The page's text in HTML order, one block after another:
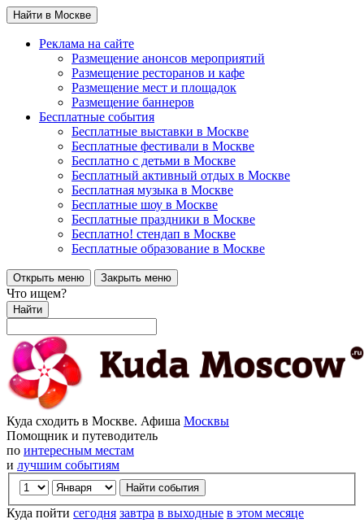
Найти в Москве
Реклама на сайте
Размещение анонсов мероприятий
Размещение ресторанов и кафе
Размещение мест и площадок
Размещение баннеров
Бесплатные события
Бесплатные выставки в Москве
Бесплатные фестивали в Москве
Бесплатно с детьми в Москве
Бесплатный активный отдых в Москве
Бесплатная музыка в Москве
Бесплатные шоу в Москве
Бесплатные праздники в Москве
Бесплатно! стендап в Москве
Бесплатные образование в Москве
Открыть меню Закрыть меню
Что ищем?
Найти
Куда сходить в Москве. Афиша Москвы
Помощник и путеводитель
по интересным местам
и лучшим событиям
Куда пойти сегодня завтра в выходные в этом месяце